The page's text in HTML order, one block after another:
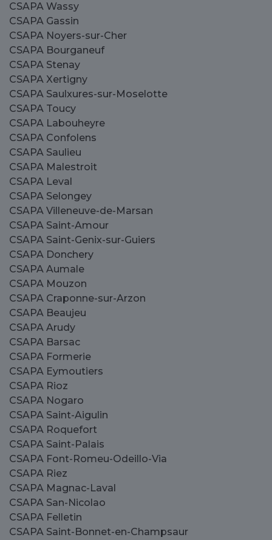
CSAPA Wassy
CSAPA Gassin
CSAPA Noyers-sur-Cher
CSAPA Bourganeuf
CSAPA Stenay
CSAPA Xertigny
CSAPA Saulxures-sur-Moselotte
CSAPA Toucy
CSAPA Labouheyre
CSAPA Confolens
CSAPA Saulieu
CSAPA Malestroit
CSAPA Leval
CSAPA Selongey
CSAPA Villeneuve-de-Marsan
CSAPA Saint-Amour
CSAPA Saint-Genix-sur-Guiers
CSAPA Donchery
CSAPA Aumale
CSAPA Mouzon
CSAPA Craponne-sur-Arzon
CSAPA Beaujeu
CSAPA Arudy
CSAPA Barsac
CSAPA Formerie
CSAPA Eymoutiers
CSAPA Rioz
CSAPA Nogaro
CSAPA Saint-Aigulin
CSAPA Roquefort
CSAPA Saint-Palais
CSAPA Font-Romeu-Odeillo-Via
CSAPA Riez
CSAPA Magnac-Laval
CSAPA San-Nicolao
CSAPA Felletin
CSAPA Saint-Bonnet-en-Champsaur